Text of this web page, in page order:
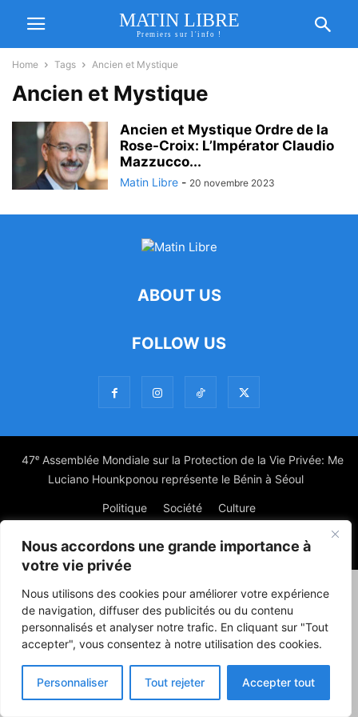
Nous accordons une grande importance à
votre vie privée
Nous utilisons des cookies pour améliorer votre expérience
de navigation, diffuser des publicités ou du contenu
personnalisés et analyser notre trafic. En cliquant sur "Tout
accepter", vous consentez à notre utilisation des cookies.
Personnaliser Tout rejeter Accepter tout
MATIN LIBRE
Premiers sur l'info !
Home Tags Ancien et Mystique
Ancien et Mystique
Ancien et Mystique Ordre de la
Rose-Croix: L’Impérator Claudio
Mazzucco...
Matin Libre - 20 novembre 2023
ABOUT US
FOLLOW US
47ᵉ Assemblée Mondiale sur la Protection de la Vie Privée: Me
Luciano Hounkponou représente le Bénin à Séoul
Politique Société Culture
© Powered by digitXplus Francophone